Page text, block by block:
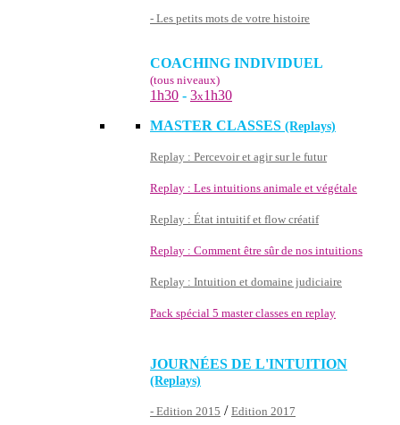
- Les petits mots de votre histoire
COACHING INDIVIDUEL
(tous niveaux)
1h30 - 3x1h30
MASTER CLASSES (Replays)
Replay : Percevoir et agir sur le futur
Replay : Les intuitions animale et végétale
Replay : État intuitif et flow créatif
Replay : Comment être sûr de nos intuitions
Replay : Intuition et domaine judiciaire
Pack spécial 5 master classes en replay
JOURNÉES DE L'INTUITION
(Replays)
- Edition 2015 / Edition 2017